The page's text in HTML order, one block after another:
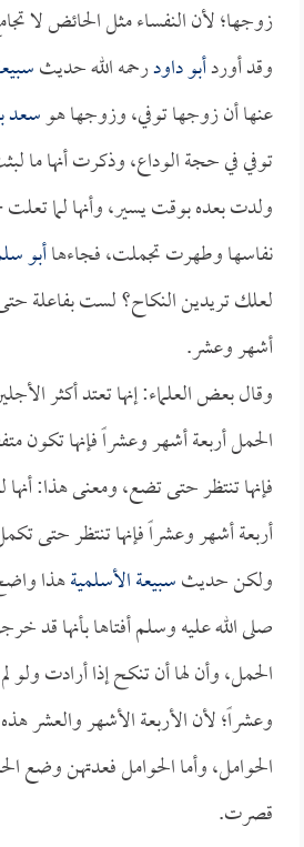
زوجها؛ لأن النفساء مثل الحائض لا
وقد أوردأبو داودرحمه الله حديث
عنها أن زوجها توفي، وزوجها هوسعد
توفي في حجة الوداع، وذكرت أنها ما
ولدت بعده بوقت يسير، وأنها لما
نفاسها وطهرت تجملت، فجاءهاأبو
لعلك تريدين النكاح؟ لست بفاعلة
أشهر وعشر.
وقال بعض العلماء: إنها تعتد أكثر
الحمل أربعة أشهر وعشراً فإنها تكون
فإنها تنتظر حتى تضع، ومعنى هذا:
أربعة أشهر وعشراً فإنها تنتظر حتى
ولكن حديثسبيعة الأسلميةهذا
صلى الله عليه وسلم أفتاها بأنها قد
الحمل، وأن لها أن تنكح إذا أرادت ولو
وعشراً؛ لأن الأربعة الأشهر والعشر
الحوامل، وأما الحوامل فعدتهن وضع
قصرت.